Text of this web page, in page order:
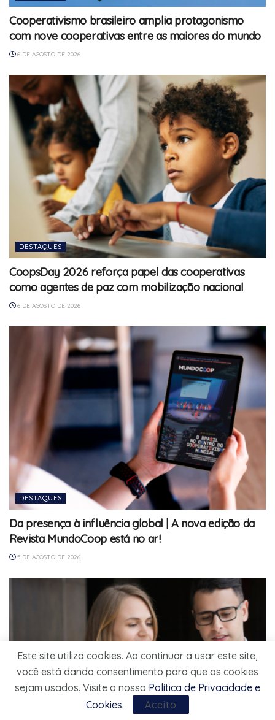
Cooperativismo brasileiro amplia protagonismo
com nove cooperativas entre as maiores do mundo
6 DE AGOSTO DE 2026
DESTAQUES
CoopsDay 2026 reforça papel das cooperativas
como agentes de paz com mobilização nacional
6 DE AGOSTO DE 2026
DESTAQUES
Da presença à influência global | A nova edição da
Revista MundoCoop está no ar!
5 DE AGOSTO DE 2026
Este site utiliza cookies. Ao continuar a usar este site,
você está dando consentimento para que os cookies
sejam usados. Visite o nosso Política de Privacidade e
Cookies. Aceito